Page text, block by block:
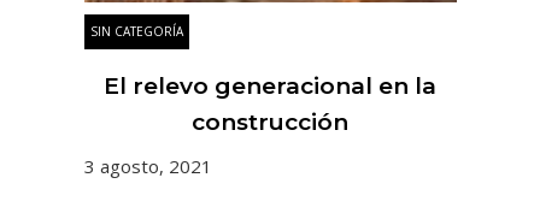
SIN CATEGORÍA
El relevo generacional en la
construcción
3 agosto, 2021